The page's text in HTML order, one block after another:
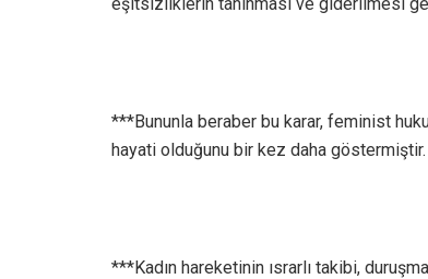
***Bununla beraber bu karar, feminist
hayati olduğunu bir kez daha göstermiştir.
***Kadın hareketinin ısrarlı takibi,